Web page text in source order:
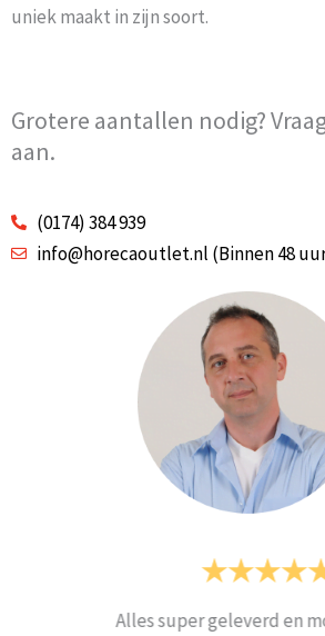
uniek maakt in zijn soort.
Grotere aantallen nodig?
aan.
(0174) 384 939
info@horecaoutlet.nl (Binnen 48
Alles super geleverd en